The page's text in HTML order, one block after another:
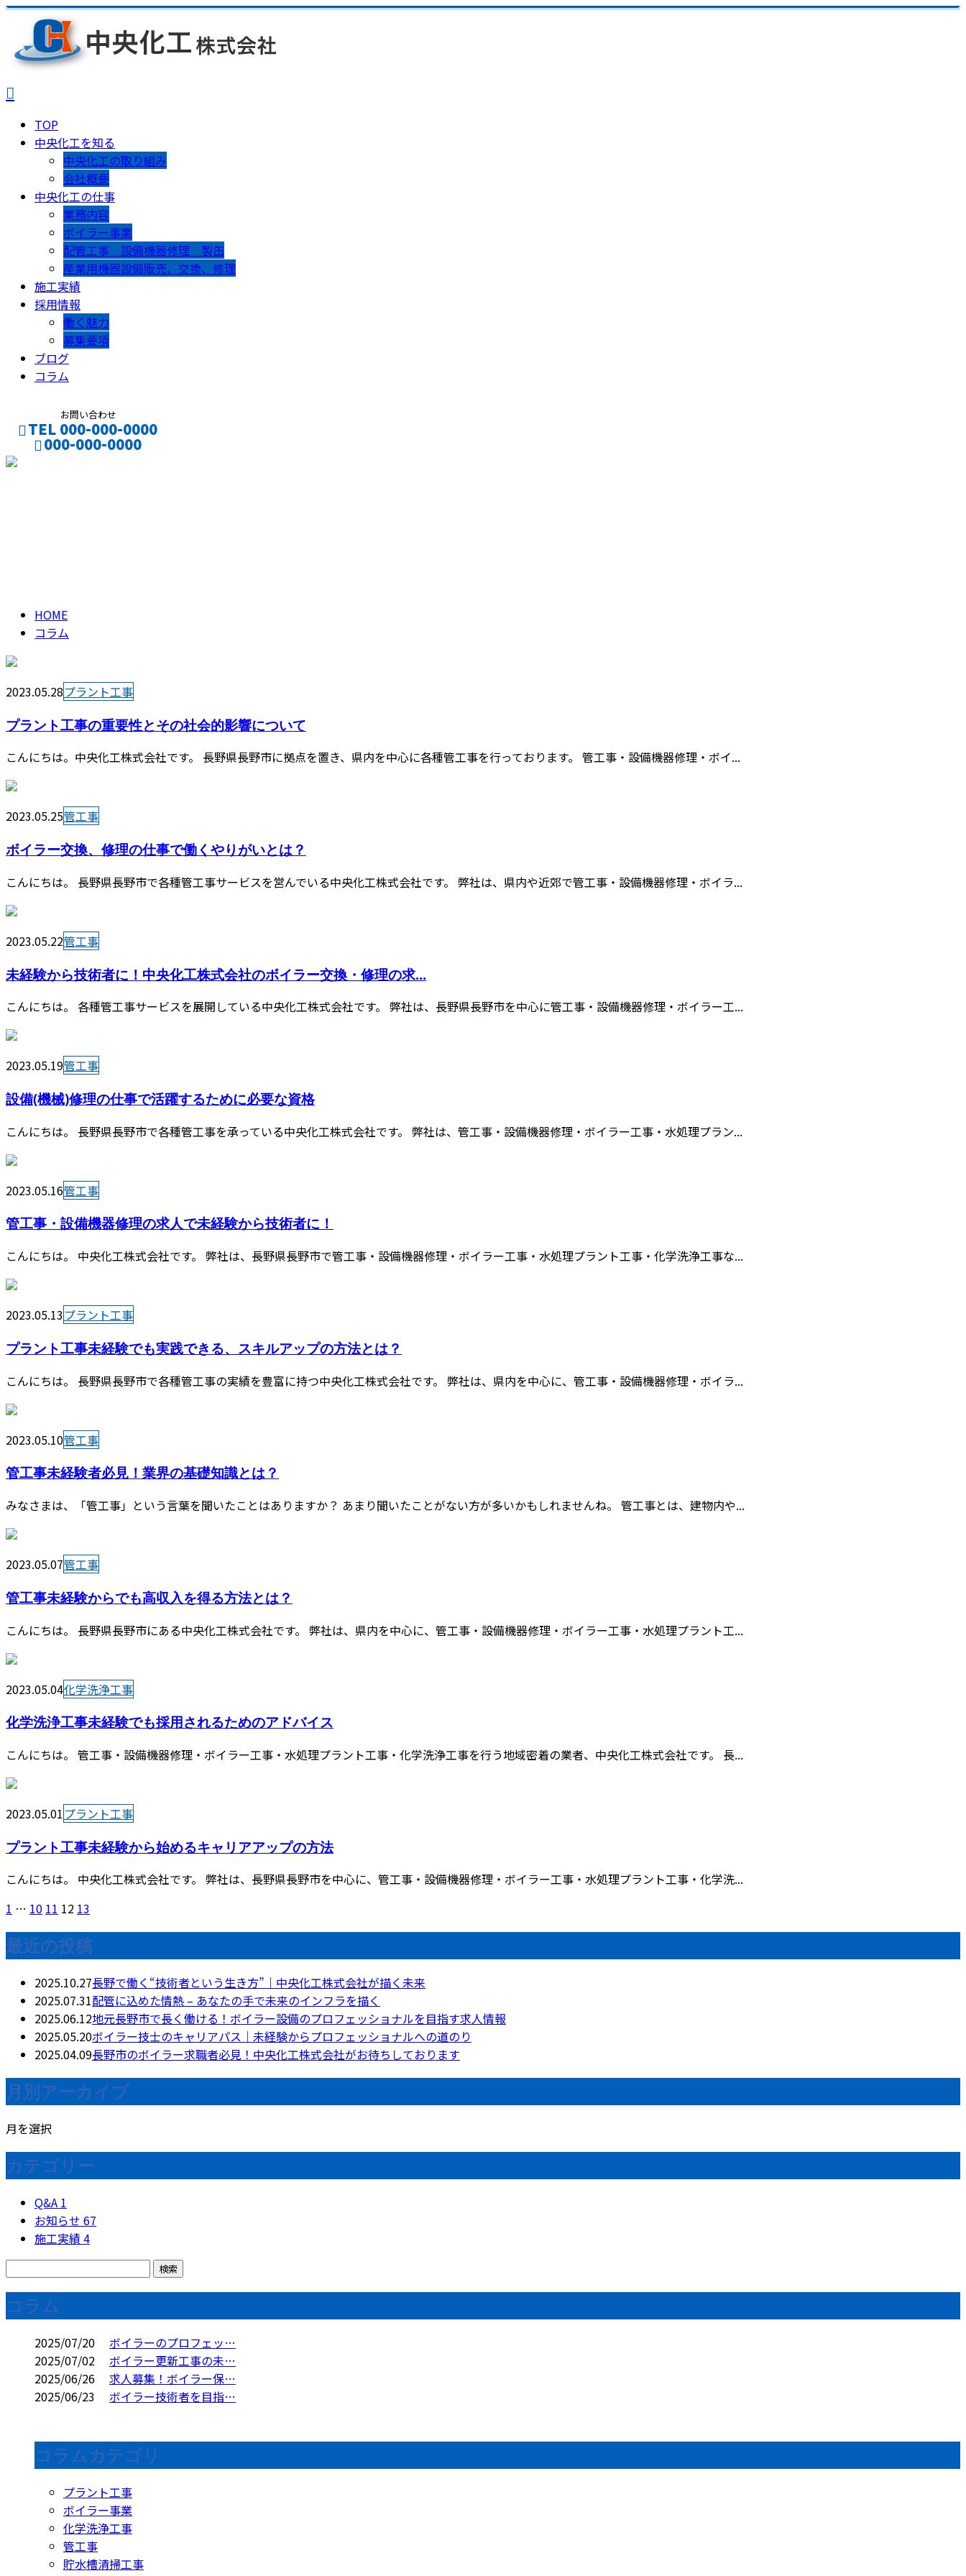
TOP
中央化工を知る
中央化工の取り組み
会社概要
中央化工の仕事
業務内容
ボイラー事業
配管工事 設備機器修理 製缶
産業用機器設備販売、交換、修理
施工実績
採用情報
働く魅力
募集要項
ブログ
コラム
お問い合わせ
TEL 000-000-0000
000-000-0000
HOME
コラム
2023.05.28プラント工事
プラント工事の重要性とその社会的影響について
こんにちは。中央化工株式会社です。 長野県長野市に拠点を置き、県内を中心に各種管工事を行っております。 管工事・設備機器修理・ボイ...
2023.05.25管工事
ボイラー交換、修理の仕事で働くやりがいとは？
こんにちは。 長野県長野市で各種管工事サービスを営んでいる中央化工株式会社です。 弊社は、県内や近郊で管工事・設備機器修理・ボイラ...
2023.05.22管工事
未経験から技術者に！中央化工株式会社のボイラー交換・修理の求...
こんにちは。 各種管工事サービスを展開している中央化工株式会社です。 弊社は、長野県長野市を中心に管工事・設備機器修理・ボイラー工...
2023.05.19管工事
設備(機械)修理の仕事で活躍するために必要な資格
こんにちは。 長野県長野市で各種管工事を承っている中央化工株式会社です。 弊社は、管工事・設備機器修理・ボイラー工事・水処理プラン...
2023.05.16管工事
管工事・設備機器修理の求人で未経験から技術者に！
こんにちは。 中央化工株式会社です。 弊社は、長野県長野市で管工事・設備機器修理・ボイラー工事・水処理プラント工事・化学洗浄工事な...
2023.05.13プラント工事
プラント工事未経験でも実践できる、スキルアップの方法とは？
こんにちは。 長野県長野市で各種管工事の実績を豊富に持つ中央化工株式会社です。 弊社は、県内を中心に、管工事・設備機器修理・ボイラ...
2023.05.10管工事
管工事未経験者必見！業界の基礎知識とは？
みなさまは、「管工事」という言葉を聞いたことはありますか？ あまり聞いたことがない方が多いかもしれませんね。 管工事とは、建物内や...
2023.05.07管工事
管工事未経験からでも高収入を得る方法とは？
こんにちは。 長野県長野市にある中央化工株式会社です。 弊社は、県内を中心に、管工事・設備機器修理・ボイラー工事・水処理プラント工...
2023.05.04化学洗浄工事
化学洗浄工事未経験でも採用されるためのアドバイス
こんにちは。 管工事・設備機器修理・ボイラー工事・水処理プラント工事・化学洗浄工事を行う地域密着の業者、中央化工株式会社です。 長...
2023.05.01 プラント工事
プラント工事未経験から始めるキャリアアップの方法
こんにちは。 中央化工株式会社です。 弊社は、長野県長野市を中心に、管工事・設備機器修理・ボイラー工事・水処理プラント工事・化学洗...
1 … 10 11 12 13
最近の投稿
2025.10.27長野で働く“技術者という生き方”｜中央化工株式会社が描く未来
2025.07.31配管に込めた情熱 – あなたの手で未来のインフラを描く
2025.06.12地元長野市で長く働ける！ボイラー設備のプロフェッショナルを目指す求人情報
2025.05.20ボイラー技士のキャリアパス｜未経験からプロフェッショナルへの道のり
2025.04.09長野市のボイラー求職者必見！中央化工株式会社がお待ちしております
月別アーカイブ
月を選択
カテゴリー
Q&A 1
お知らせ 67
施工実績4
コラム
2025/07/20
ボイラーのプロフェッ…
2025/07/02
ボイラー更新工事の未…
2025/06/26
求人募集！ボイラー保…
2025/06/23
ボイラー技術者を目指…
コラムカテゴリ
プラント工事
ボイラー事業
化学洗浄工事
管工事
貯水槽清掃工事